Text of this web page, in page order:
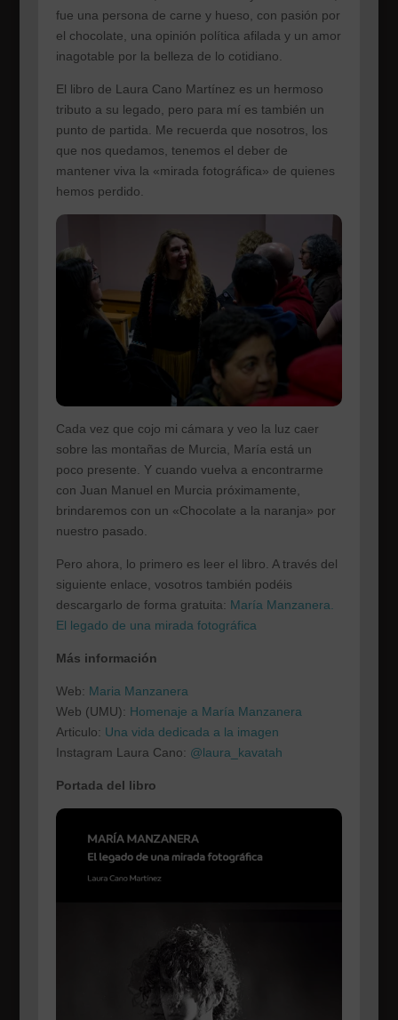
fue una persona de carne y hueso, con pasión por
el chocolate, una opinión política afilada y un amor
inagotable por la belleza de lo cotidiano.
El libro de Laura Cano Martínez es un hermoso
tributo a su legado, pero para mí es también un
punto de partida. Me recuerda que nosotros, los
que nos quedamos, tenemos el deber de
mantener viva la «mirada fotográfica» de quienes
hemos perdido.
Cada vez que cojo mi cámara y veo la luz caer
sobre las montañas de Murcia, María está un
poco presente. Y cuando vuelva a encontrarme
con Juan Manuel en Murcia próximamente,
brindaremos con un «Chocolate a la naranja» por
nuestro pasado.
Pero ahora, lo primero es leer el libro. A través del
siguiente enlace, vosotros también podéis
descargarlo de forma gratuita: María Manzanera.
El legado de una mirada fotográfica
Más información
Web: Maria Manzanera
Web (UMU): Homenaje a María Manzanera
Articulo: Una vida dedicada a la imagen
Instagram Laura Cano: @laura_kavatah
Portada del libro